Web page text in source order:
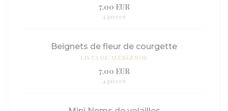
7,00 EUR
4 pièces
Beignets de fleur de courgette
LISTA DE ALÉRGENOS
7,00 EUR
4 pièces